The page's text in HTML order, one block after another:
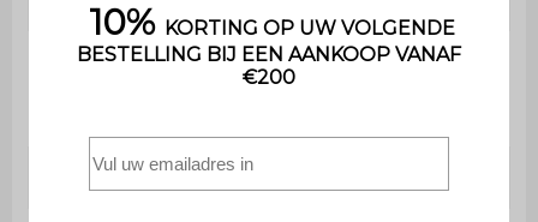
Maximaal
110 kg per plaats
Gewicht 51,50 kg